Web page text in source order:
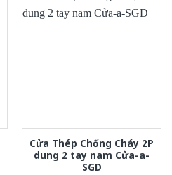
Cửa Thép Chống Cháy 2P
dung 2 tay nam Cửa-a-
SGD